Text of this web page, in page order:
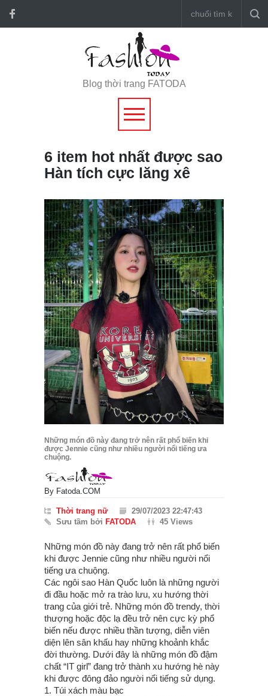
Blog thời trang FATODA
6 item hot nhất được sao
Hàn tích cực lăng xê
Những món đồ này đang trở nên rất phổ biến khi
được Jennie cũng như nhiều người nổi tiếng ưa
chuộng.
By Fatoda.COM
Thời trang nữ
29/07/2023 22:47:43
Sưu tầm bởi FATODA 45 Views
Những món đồ này đang trở nên rất phổ biến
khi được Jennie cũng như nhiều người nổi
tiếng ưa chuộng.
Các ngôi sao Hàn Quốc luôn là những người
đi đầu hoặc mở ra trào lưu, xu hướng thời
trang của giới trẻ. Những món đồ trendy, thời
thượng hoặc độc lạ đều trở nên cực kỳ phổ
biến nếu được nhiều thần tượng, diễn viên
diện lên sân khấu hay những khoảnh khắc
đời thường. Dưới đây là những món đồ đậm
chất “IT girl” đang trở thành xu hướng hè này
khi được đông đảo người nổi tiếng sử dụng.
1. Túi xách màu bạc